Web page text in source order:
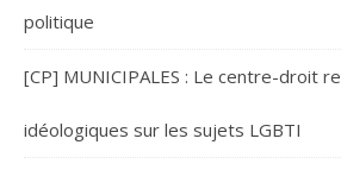
politique
[CP] MUNICIPALES : Le centre-droit
idéologiques sur les sujets LGBTI